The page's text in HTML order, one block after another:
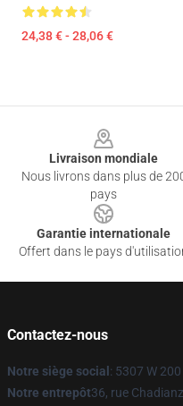
24,38 € - 28,06 €
Livraison mondiale
Nous livrons dans plus de
pays
Garantie internationale
Offert dans le pays
Contactez-nous
Notre siège social : 5307 W
Notre entrepôt36, rue